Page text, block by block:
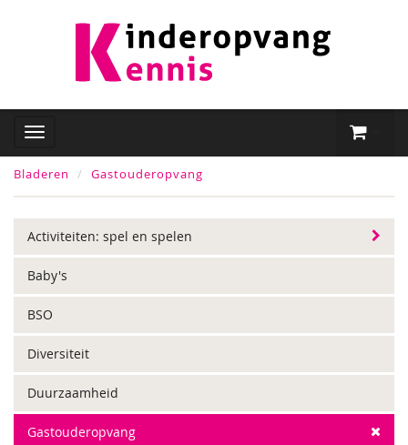
Bladeren Gastouderopvang
Activiteiten: spel en spelen
Baby's
BSO
Diversiteit
Duurzaamheid
Gastouderopvang